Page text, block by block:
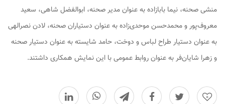
منشی صحنه، نیما بابازاده به عنوان مدیر صحنه، ابوالفضل شاهی، سعید
معروف‌پور و محمدحسن موحدی‌زاده به عنوان دستیاران صحنه، لادن نصرالهی
به عنوان دستیار طراح لباس و دوخت، حامد شایسته به عنوان دستیار صحنه
و زهرا شایان‌فر به عنوان روابط عمومی با این نمایش همکاری داشتند.
0